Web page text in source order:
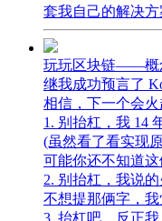
套我自己的解决方
玩玩区块链——概
继我成功预言了
相信，下一个会火
1. 别抬杠，我 14
(虽然看了看实现
可能你还不知道这
2. 别抬杠，我说
不想提那俩字，我
3. 抬杠吧，反正